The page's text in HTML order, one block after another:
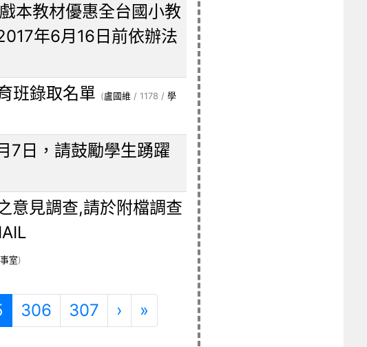
本教材優惠全台國小教
年6月16日前依辦法
班錄取名單 (盧國維 / 1178 /學
7日，請鼓勵學生踴躍
意見調查,請於附檔調查
室)
(目前頁次)
306 307 › 下一頁
» 最後頁